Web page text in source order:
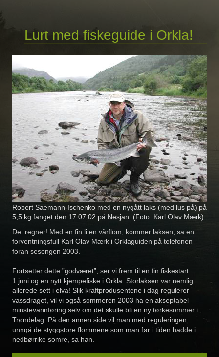
Lurt med fiskeguide i Orkla!
Robert Saemann-Ischenko med en nygått laks (med lus på) på
5,5 kg fanget den 17.07.02 på Nesjan. (Foto: Karl Olav Mærk).
Det regner! Med en fin liten vårflom, kommer laksen, sa en
forventningsfull Karl Olav Mærk i Orklaguiden på telefonen
foran sesongen 2003.
Fortsetter dette ”godværet”, ser vi frem til en fin fiskestart
1.juni og en nytt kjempefiske i Orkla. Storlaksen var nemlig
allerede sett i elva! Slik kraftprodusentene i dag regulerer
vassdraget, vil vi også sommeren 2003 ha en akseptabel
minstevannføring selv om det skulle bli en ny tørkesommer i
Trøndelag. På den annen side vil man med reguleringen
unngå de styggstore flommene som man før i tiden hadde i
nedbørrike somre, sa han.